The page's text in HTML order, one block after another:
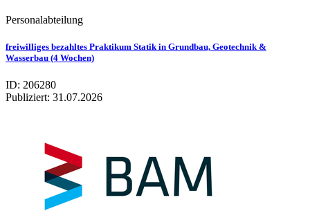
Personalabteilung
freiwilliges bezahltes Praktikum Statik in Grundbau, Geotechnik &
Wasserbau (4 Wochen)
ID: 206280
Publiziert: 31.07.2026